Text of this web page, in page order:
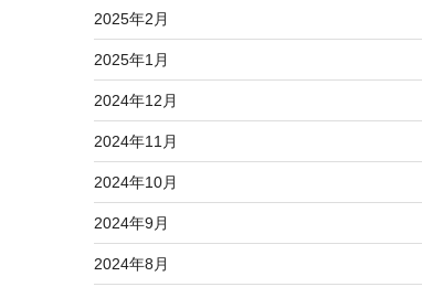
2025年2月
2025年1月
2024年12月
2024年11月
2024年10月
2024年9月
2024年8月